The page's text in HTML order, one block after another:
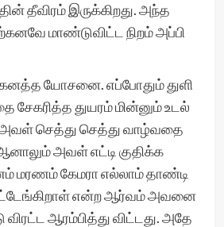
தீவிரம் இருக்கிறது. அந்த
மாண்டுவிட்ட நிறம் அப்பி
யோசனை. எப்போதும் துளி
சேகரித்த துயரம் மின்னும் உடல்
அவள் செத்து செத்து வாழ்வதை
ஆனாலும் அவள் எட்டி குதிக்க
மரணம் கேமரா எல்லாம் தாண்டி
என்ற ஆர்வம் அவனை
ஆரம்பித்து விட்டது. அதே